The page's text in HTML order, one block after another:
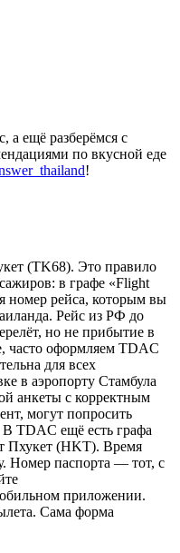
а ещё разберёмся с
по вкусной еде
!
(TK68). Это правило
в графе «Flight
номер рейса, которым вы
Рейс из РФ до
но не прибытие в
часто оформляем TDAC
для всех
в аэропорту Стамбула
анкеты с корректным
могут попросить
В TDAC ещё есть графа
Пхукет (HKT). Время
Номер паспорта — тот, с
приложении.
Сама форма